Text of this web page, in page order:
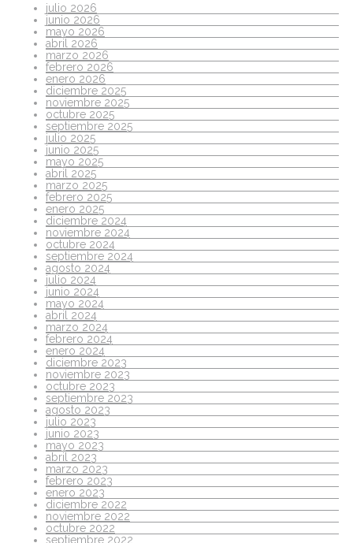
julio 2026
junio 2026
mayo 2026
abril 2026
marzo 2026
febrero 2026
enero 2026
diciembre 2025
noviembre 2025
octubre 2025
septiembre 2025
julio 2025
junio 2025
mayo 2025
abril 2025
marzo 2025
febrero 2025
enero 2025
diciembre 2024
noviembre 2024
octubre 2024
septiembre 2024
agosto 2024
julio 2024
junio 2024
mayo 2024
abril 2024
marzo 2024
febrero 2024
enero 2024
diciembre 2023
noviembre 2023
octubre 2023
septiembre 2023
agosto 2023
julio 2023
junio 2023
mayo 2023
abril 2023
marzo 2023
febrero 2023
enero 2023
diciembre 2022
noviembre 2022
octubre 2022
septiembre 2022